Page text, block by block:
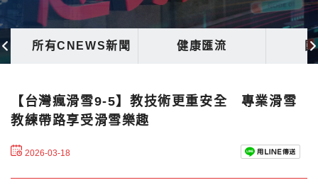
所有CNEWS新聞 健康匯流
【台灣瘋滑雪9-5】教技術更重安全 專業滑雪
教練帶路享受滑雪樂趣
2026-03-18